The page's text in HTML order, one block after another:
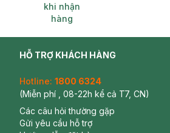
khi nhận
hàng
HỖ TRỢ KHÁCH HÀNG
Hotline: 1800 6324
(Miễn phí , 08-22h kể cả T7, CN)
Các câu hỏi thường gặp
Gửi yêu cầu hỗ trợ